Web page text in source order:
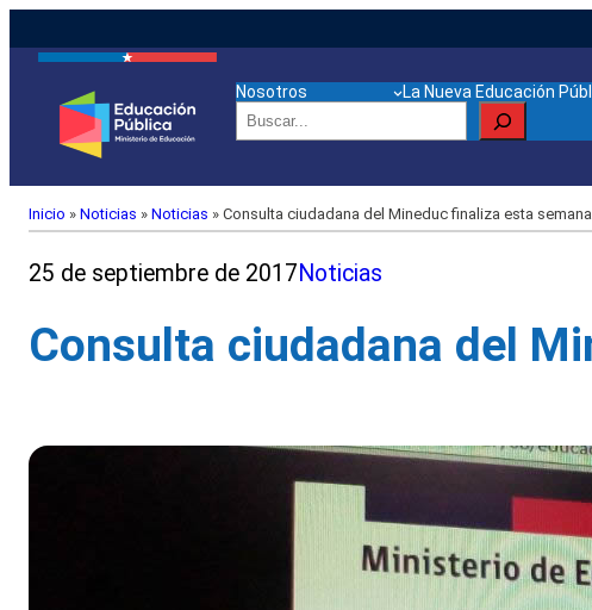
Nosotros La Nueva Educación
Buscar
Inicio » Noticias » Noticias » Consulta ciudadana del Mineduc finaliza esta semana
25 de septiembre de 2017Noticias
Consulta ciudadana del